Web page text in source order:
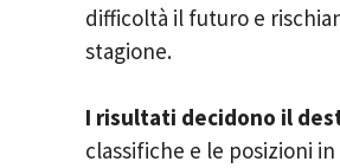
difficoltà il futuro e
stagione.
I risultati decidono il
classifiche e le posizioni